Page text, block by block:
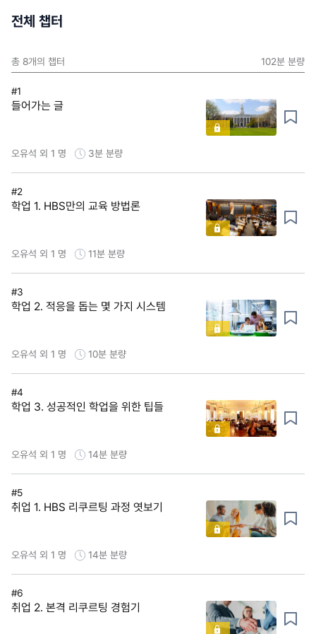
전체 챕터
총 8개의 챕터 102분 분량
#1
들어가는 글
오유석 외 1 명 3분 분량
#2
학업 1. HBS만의 교육 방법론
오유석 외 1 명 11분 분량
#3
학업 2. 적응을 돕는 몇 가지 시스템
오유석 외 1 명 10분 분량
#4
학업 3. 성공적인 학업을 위한 팁들
오유석 외 1 명 14분 분량
#5
취업 1. HBS 리쿠르팅 과정 엿보기
오유석 외 1 명 14분 분량
#6
취업 2. 본격 리쿠르팅 경험기